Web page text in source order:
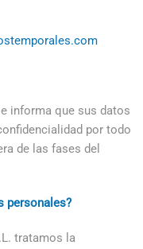
informa que sus datos
por todo
de las fases del
personales?
tratamos la